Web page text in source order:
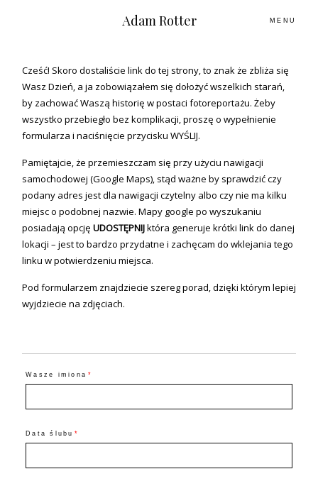
Adam Rotter MENU
Cześć! Skoro dostaliście link do tej strony, to znak że zbliża się
Wasz Dzień, a ja zobowiązałem się dołożyć wszelkich starań,
by zachować Waszą historię w postaci fotoreportażu. Żeby
wszystko przebiegło bez komplikacji, proszę o wypełnienie
formularza i naciśnięcie przycisku WYŚLIJ.
Pamiętajcie, że przemieszczam się przy użyciu nawigacji
samochodowej (Google Maps), stąd ważne by sprawdzić czy
podany adres jest dla nawigacji czytelny albo czy nie ma kilku
miejsc o podobnej nazwie. Mapy google po wyszukaniu
posiadają opcję UDOSTĘPNIJktóra generuje krótki link do danej
lokacji – jest to bardzo przydatne i zachęcam do wklejania tego
linku w potwierdzeniu miejsca.
Pod formularzem znajdziecie szereg porad, dzięki którym lepiej
wyjdziecie na zdjęciach.
Wasze imiona
Data ślubu
O MNIE
PLENERY
ŚLUBNE HISTORIE